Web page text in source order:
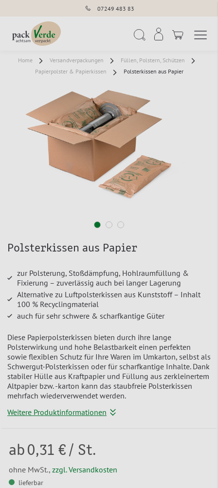
07249 483 83
Home Versandverpackungen
Füllen, Polstern, Schützen
Papierpolster & Papierkissen
Polsterkissen aus Papier
Polsterkissen aus Papier
zur Polsterung, Stoßdämpfung, Hohlraumfüllung &
Fixierung – zuverlässig auch bei langer Lagerung
Alternative zu Luftpolsterkissen aus Kunststoff – Inhalt
100 % Recyclingmaterial
auch für sehr schwere & scharfkantige Güter
Diese Papierpolsterkissen bieten durch ihre lange
Polsterwirkung und hohe Belastbarkeit einen perfekten
sowie flexiblen Schutz für Ihre Waren im Umkarton, selbst als
Schwergut-Polsterkissen oder für scharfkantige Inhalte. Dank
stabiler Hülle aus Kraftpapier und Füllung aus zerkleinertem
Altpapier bzw. -karton kann das staubfreie Polsterkissen
mehrfach wiederverwendet werden.
Weitere Produktinformationen
ab 0,31 € / St.
ohne MwSt., zzgl. Versandkosten
lieferbar